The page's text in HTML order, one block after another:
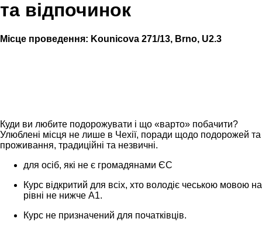
та відпочинок
Місце проведення: Kounicova 271/13, Brno, U2.3
Куди ви любите подорожувати і що «варто» побачити?
Улюблені місця не лише в Чехії, поради щодо подорожей та
проживання, традиційні та незвичні.
для осіб, які не є громадянами ЄС
Курс відкритий для всіх, хто володіє чеською мовою на
рівні не нижче А1.
Курс не призначений для початківців.